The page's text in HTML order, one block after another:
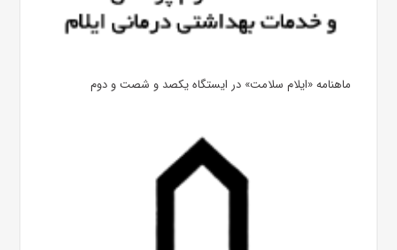
ماهنامه «ایلام سلامت» در ایستگاه یکصد و شصت و دوم